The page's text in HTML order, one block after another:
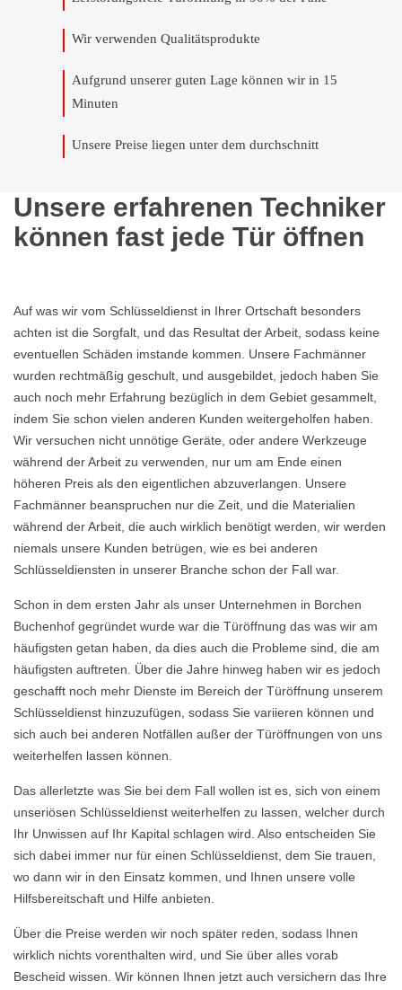
Wir verwenden Qualitätsprodukte
Aufgrund unserer guten Lage können wir in 15
Minuten
Unsere Preise liegen unter dem durchschnitt
Unsere erfahrenen Techniker
können fast jede Tür öffnen
Auf was wir vom Schlüsseldienst in Ihrer Ortschaft besonders
achten ist die Sorgfalt, und das Resultat der Arbeit, sodass keine
eventuellen Schäden imstande kommen. Unsere Fachmänner
wurden rechtmäßig geschult, und ausgebildet, jedoch haben Sie
auch noch mehr Erfahrung bezüglich in dem Gebiet gesammelt,
indem Sie schon vielen anderen Kunden weitergeholfen haben.
Wir versuchen nicht unnötige Geräte, oder andere Werkzeuge
während der Arbeit zu verwenden, nur um am Ende einen
höheren Preis als den eigentlichen abzuverlangen. Unsere
Fachmänner beanspruchen nur die Zeit, und die Materialien
während der Arbeit, die auch wirklich benötigt werden, wir werden
niemals unsere Kunden betrügen, wie es bei anderen
Schlüsseldiensten in unserer Branche schon der Fall war.
Schon in dem ersten Jahr als unser Unternehmen in Borchen
Buchenhof gegründet wurde war die Türöffnung das was wir am
häufigsten getan haben, da dies auch die Probleme sind, die am
häufigsten auftreten. Über die Jahre hinweg haben wir es jedoch
geschafft noch mehr Dienste im Bereich der Türöffnung unserem
Schlüsseldienst hinzuzufügen, sodass Sie variieren können und
sich auch bei anderen Notfällen außer der Türöffnungen von uns
weiterhelfen lassen können.
Das allerletzte was Sie bei dem Fall wollen ist es, sich von einem
unseriösen Schlüsseldienst weiterhelfen zu lassen, welcher durch
Ihr Unwissen auf Ihr Kapital schlagen wird. Also entscheiden Sie
sich dabei immer nur für einen Schlüsseldienst, dem Sie trauen,
wo dann wir in den Einsatz kommen, und Ihnen unsere volle
Hilfsbereitschaft und Hilfe anbieten.
Über die Preise werden wir noch später reden, sodass Ihnen
wirklich nichts vorenthalten wird, und Sie über alles vorab
Bescheid wissen. Wir können Ihnen jetzt auch versichern das Ihre